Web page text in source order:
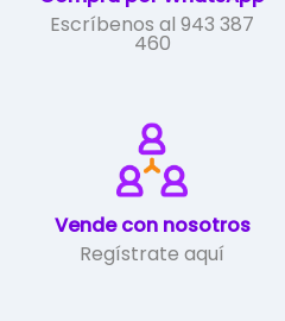
Escríbenos al 943 387
460
Vende con nosotros
Regístrate aquí